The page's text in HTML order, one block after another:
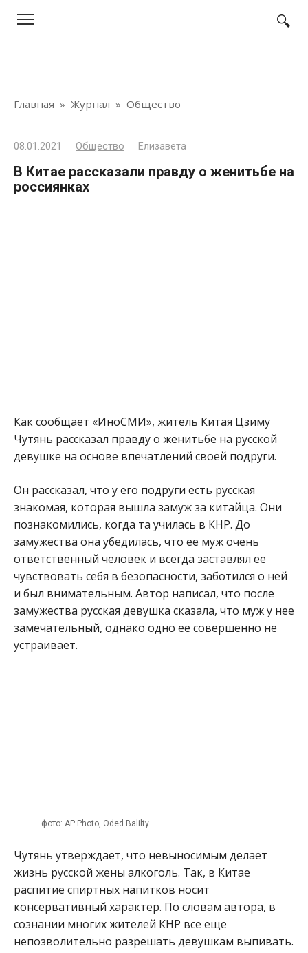
Главная » Журнал » Общество
08.01.2021 Общество Елизавета
В Китае рассказали правду о женитьбе на
россиянках
Как сообщает «ИноСМИ», житель Китая Цзиму
Чутянь рассказал правду о женитьбе на русской
девушке на основе впечатлений своей подруги.
Он рассказал, что у его подруги есть русская
знакомая, которая вышла замуж за китайца. Они
познакомились, когда та училась в КНР. До
замужества она убедилась, что ее муж очень
ответственный человек и всегда заставлял ее
чувствовать себя в безопасности, заботился о ней
и был внимательным. Автор написал, что после
замужества русская девушка сказала, что муж у нее
замечательный, однако одно ее совершенно не
устраивает.
фото: AP Photo, Oded Balilty
Чутянь утверждает, что невыносимым делает
жизнь русской жены алкоголь. Так, в Китае
распитие спиртных напитков носит
консервативный характер. По словам автора, в
сознании многих жителей КНР все еще
непозволительно разрешать девушкам выпивать.